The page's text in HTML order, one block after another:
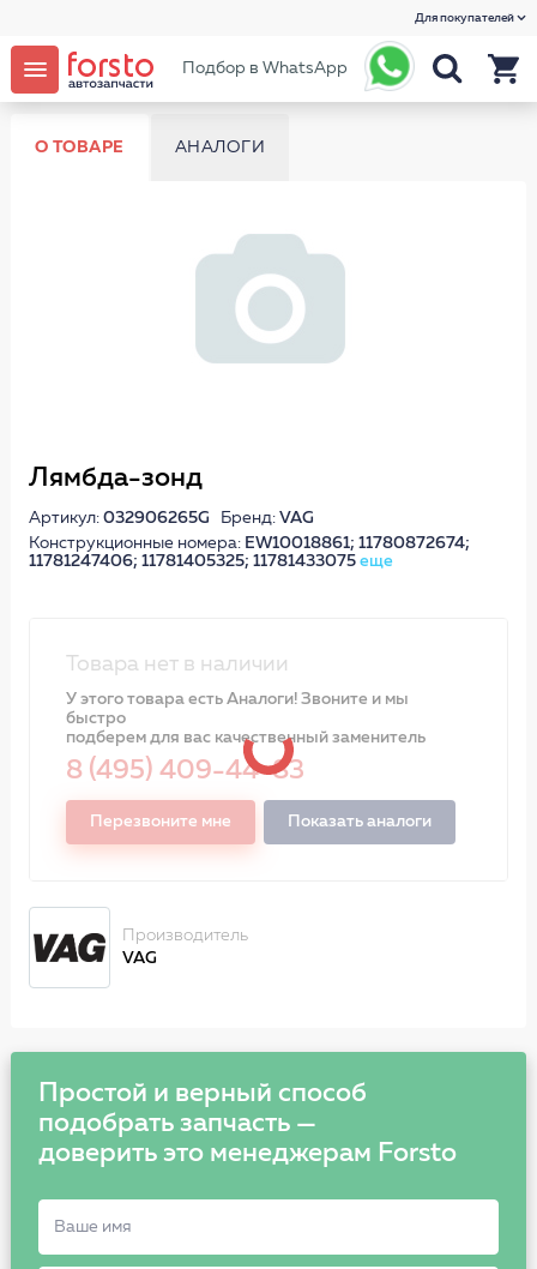
Для покупателей
Подбор в WhatsApp
О ТОВАРЕ АНАЛОГИ
Лямбда-зонд
Артикул: 032906265G Бренд: VAG
Конструкционные номера: EW10018861; 11780872674;
11781247406; 11781405325; 11781433075 еще
Товара нет в наличии
У этого товара есть Аналоги! Звоните и мы
быстро
подберем для вас качественный заменитель
8 (495) 409-44-83
Перезвоните мне Показать аналоги
Производитель
VAG
Простой и верный способ
подобрать запчасть —
доверить это менеджерам Forsto